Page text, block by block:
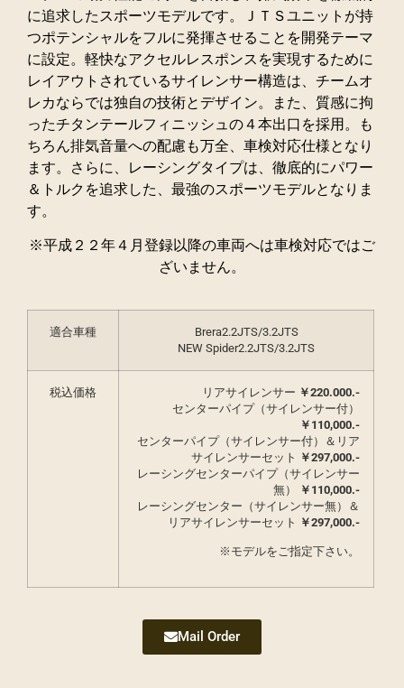
に追求したスポーツモデルです。ＪＴＳユニットが持
つポテンシャルをフルに発揮させることを開発テーマ
に設定。軽快なアクセルレスポンスを実現するために
レイアウトされているサイレンサー構造は、チームオ
レカならでは独自の技術とデザイン。また、質感に拘
ったチタンテールフィニッシュの４本出口を採用。も
ちろん排気音量への配慮も万全、車検対応仕様となり
ます。さらに、レーシングタイプは、徹底的にパワー
＆トルクを追求した、最強のスポーツモデルとなりま
す。
※平成２２年４月登録以降の車両へは車検対応ではご
ざいません。
適合車種
Brera2.2JTS/3.2JTS
NEW Spider2.2JTS/3.2JTS
税込価格 リアサイレンサー ￥220.000.-
センターパイプ（サイレンサー付）
￥110,000.-
センターパイプ（サイレンサー付）＆リア
サイレンサーセット ￥297,000.-
レーシングセンターパイプ（サイレンサー
無）
￥ 110,000.-
レーシングセンター（サイレンサー無）＆
リアサイレンサーセット ￥297,000.-
※モデルをご指定下さい。
Mail Order